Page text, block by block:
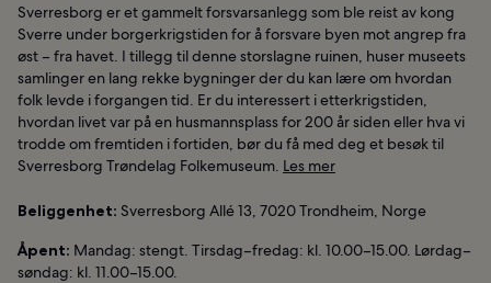
Sverresborg er et gammelt forsvarsanlegg som ble reist av kong
Sverre under borgerkrigstiden for å forsvare byen mot angrep fra
øst – fra havet. I tillegg til denne storslagne ruinen, huser museets
samlinger en lang rekke bygninger der du kan lære om hvordan
folk levde i forgangen tid. Er du interessert i etterkrigstiden,
hvordan livet var på en husmannsplass for 200 år siden eller hva vi
trodde om fremtiden i fortiden, bør du få med deg et besøk til
Sverresborg Trøndelag Folkemuseum. Les mer
Beliggenhet: Sverresborg Allé 13, 7020 Trondheim, Norge
Åpent: Mandag: stengt. Tirsdag–fredag: kl. 10.00–15.00. Lørdag–
søndag: kl. 11.00–15.00.